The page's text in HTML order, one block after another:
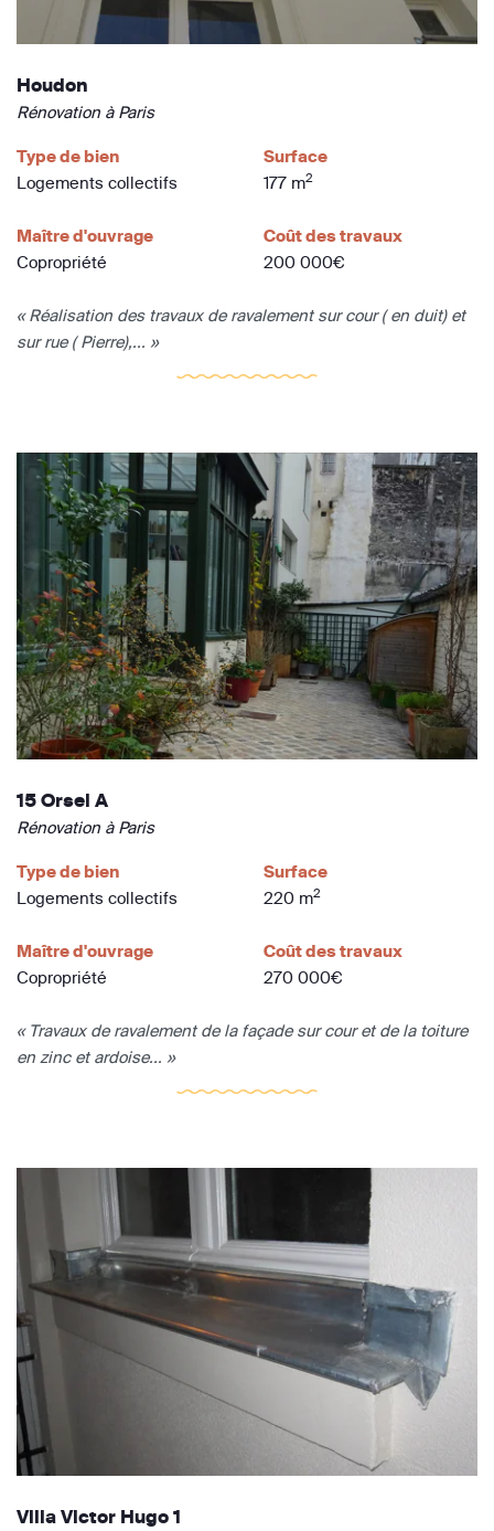
Houdon
Rénovation à Paris
Type de bien
Logements collectifs
Surface
177 m2
Maître d'ouvrage
Copropriété
Coût des travaux
200 000€
« Réalisation des travaux de ravalement sur cour ( en duit) et
sur rue ( Pierre),... »
15 Orsel A
Rénovation à Paris
Type de bien
Logements collectifs
Surface
220 m2
Maître d'ouvrage
Copropriété
Coût des travaux
270 000€
« Travaux de ravalement de la façade sur cour et de la toiture
en zinc et ardoise... »
Villa Victor Hugo 1